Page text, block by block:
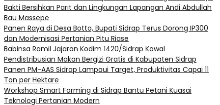
Bakti Bersihkan Parit dan Lingkungan Lapangan Andi Abdullah
Bau Massepe
Panen Raya di Desa Botto, Bupati Sidrap Terus Dorong IP300
dan Modernisasi Pertanian Pitu Riase
Babinsa Ramil Jajaran Kodim 1420/Sidrap Kawal
Pendistribusian Makan Bergizi Gratis di Kabupaten Sidrap
Panen PM-AAS Sidrap Lampaui Target, Produktivitas Capai 11
Ton per Hektare
Workshop Smart Farming di Sidrap Bantu Petani Kuasai
Teknologi Pertanian Modern